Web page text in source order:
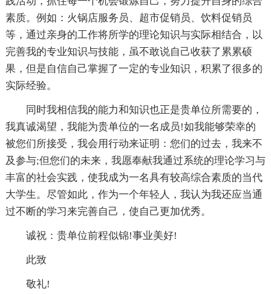
素质。例如：火锅店服务员、超市促销员、饮料促销员
等，通过亲身的工作将所学的理论知识与实际相结合，以
完善我的专业知识与技能，虽不敢说自己收获了累累硕
果，但是自信自己掌握了一定的专业知识，积累了很多的
实际经验。
同时我相信我的能力和知识也正是贵单位所需要的，
我真诚渴望，我能为贵单位的一名成员!如我能够荣幸的
被您们所接受，我会用行动来证明：您们的过去，我来不
及参与;但您们的未来，我愿奉献我通过系统的理论学习与
丰富的社会实践，使我成为一名具有较高综合素质的当代
大学生。尽管如此，作为一个年轻人，我认为我还应当通
过不断的学习来完善自己，使自己更加优秀。
诚祝：贵单位前程似锦!事业美好!
此致
敬礼!